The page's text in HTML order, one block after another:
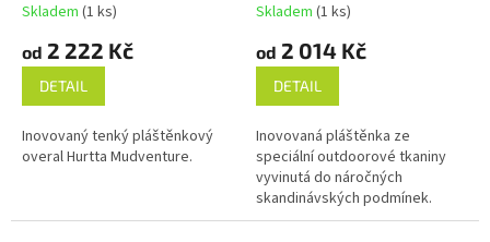
Skladem (1 ks)
od 2 222 Kč
DETAIL
Inovovaný tenký pláštěnkový
overal Hurtta Mudventure.
Skladem (1 ks)
od 2 014 Kč
DETAIL
Inovovaná pláštěnka ze
speciální outdoorové tkaniny
vyvinutá do náročných
skandinávských podmínek.